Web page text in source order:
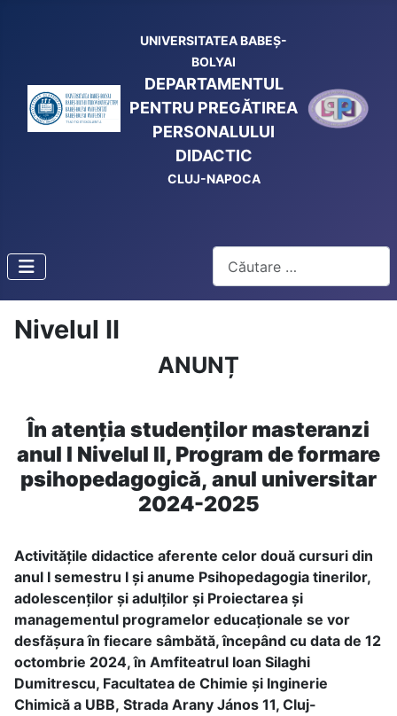
UNIVERSITATEA BABEŞ-
BOLYAI
DEPARTAMENTUL
PENTRU PREGĂTIREA
PERSONALULUI
DIDACTIC
CLUJ-NAPOCA
Nivelul II
ANUNȚ
În atenția studenților masteranzi
anul I Nivelul II, Program de formare
psihopedagogică, anul universitar
2024-2025
Activitățile didactice aferente celor două cursuri din
anul I semestru I și anume Psihopedagogia tinerilor,
adolescenților și adulților și Proiectarea și
managementul programelor educaționale se vor
desfășura în fiecare sâmbătă, începând cu data de 12
octombrie 2024, în Amfiteatrul Ioan Silaghi
Dumitrescu, Facultatea de Chimie și Inginerie
Chimică a UBB, Strada Arany János 11, Cluj-